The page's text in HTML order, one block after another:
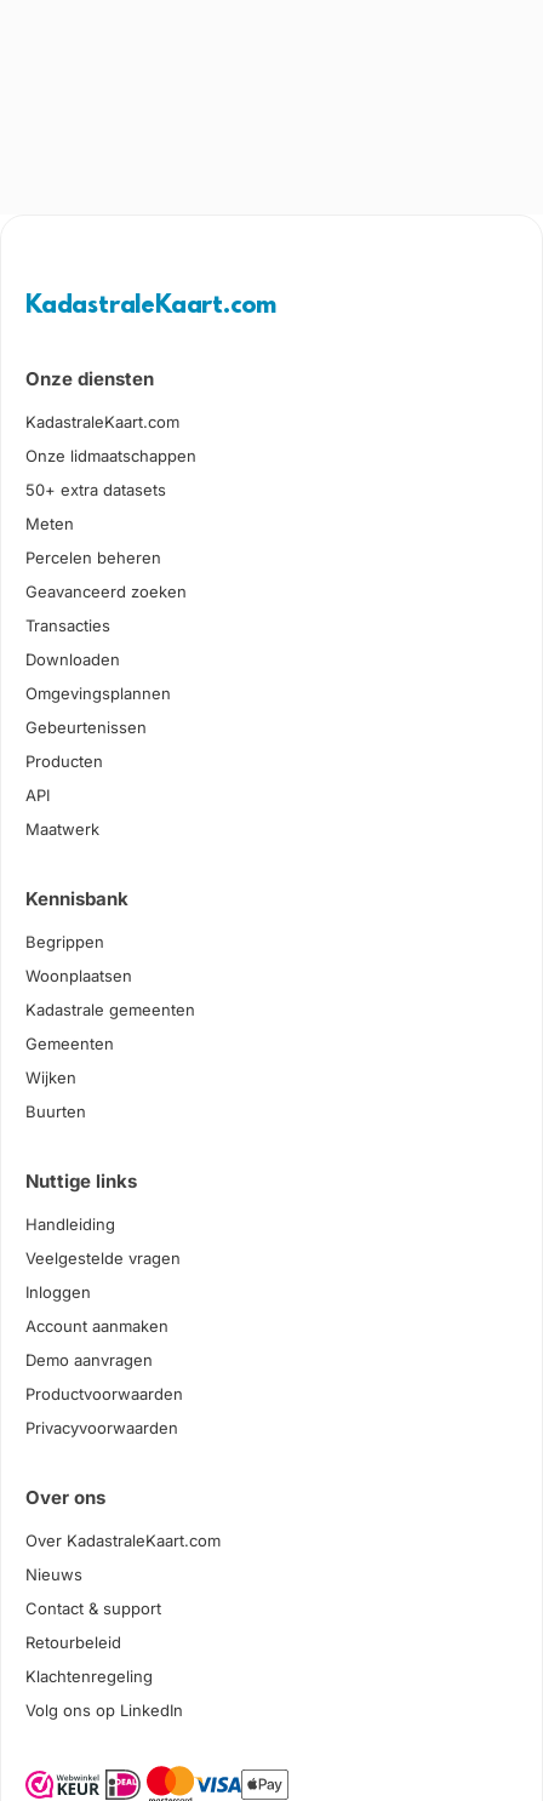
KadastraleKaart.com
Onze diensten
KadastraleKaart.com
Onze lidmaatschappen
50+ extra datasets
Meten
Percelen beheren
Geavanceerd zoeken
Transacties
Downloaden
Omgevingsplannen
Gebeurtenissen
Producten
API
Maatwerk
Kennisbank
Begrippen
Woonplaatsen
Kadastrale gemeenten
Gemeenten
Wijken
Buurten
Nuttige links
Handleiding
Veelgestelde vragen
Inloggen
Account aanmaken
Demo aanvragen
Productvoorwaarden
Privacyvoorwaarden
Over ons
Over KadastraleKaart.com
Nieuws
Contact & support
Retourbeleid
Klachtenregeling
Volg ons op LinkedIn